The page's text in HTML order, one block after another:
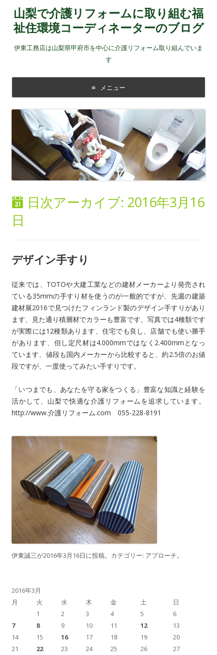
山梨で介護リフォームに取り組む福
祉住環境コーディネーターのブログ
伊東工務店は山梨県甲府市を中心に介護リフォーム取り組んでいま
す
メニュー
コンテンツに移動する
日次アーカイブ: 2016年3月16
日
デザイン手すり
従来では、TOTOや大建工業などの建材メーカーより発売され
ている35mmの手すり材を使うのが一般的ですが、先週の建築
建材展2016で見つけたフィンランド製のデザイン手すりがあり
ます、見た通り積層材でカラーも豊富です、写真では4種類です
が実際には12種類あります、住宅でも良し、店舗でも使い勝手
があります、但し定尺材は4.000mmではなく2.400mmとなっ
ています、値段も国内メーカーから比較すると、約2.5倍のお値
段ですが、一度使ってみたい手すりです。
「いつまでも、あなたを守る家をつくる」豊富な知識と経験を
活かして、山梨で快適な介護リフォームを追求しています。
http://www.介護リフォーム.com 055-228-8191
伊東誠三が2016年3月16日に投稿。カテゴリー: アプローチ。
2016年3月
月
火 水 木 金 土 日
1 2 3 4 5
6
7
8 9 10 11 12
13
14
15 16 17 18 19
20
21
22 23 24 25 26
27